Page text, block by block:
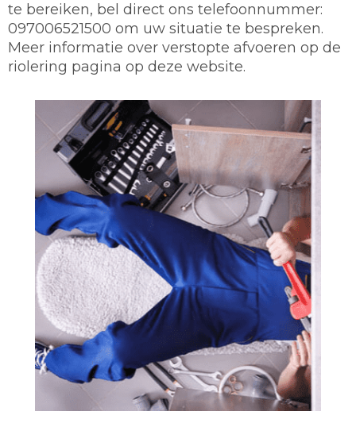
te bereiken, bel direct ons telefoonnummer:
097006521500 om uw situatie te bespreken.
Meer informatie over verstopte afvoeren op de
riolering pagina op deze website.